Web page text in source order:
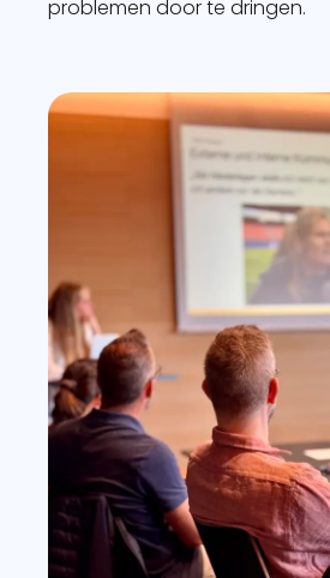
problemen door te dringen.